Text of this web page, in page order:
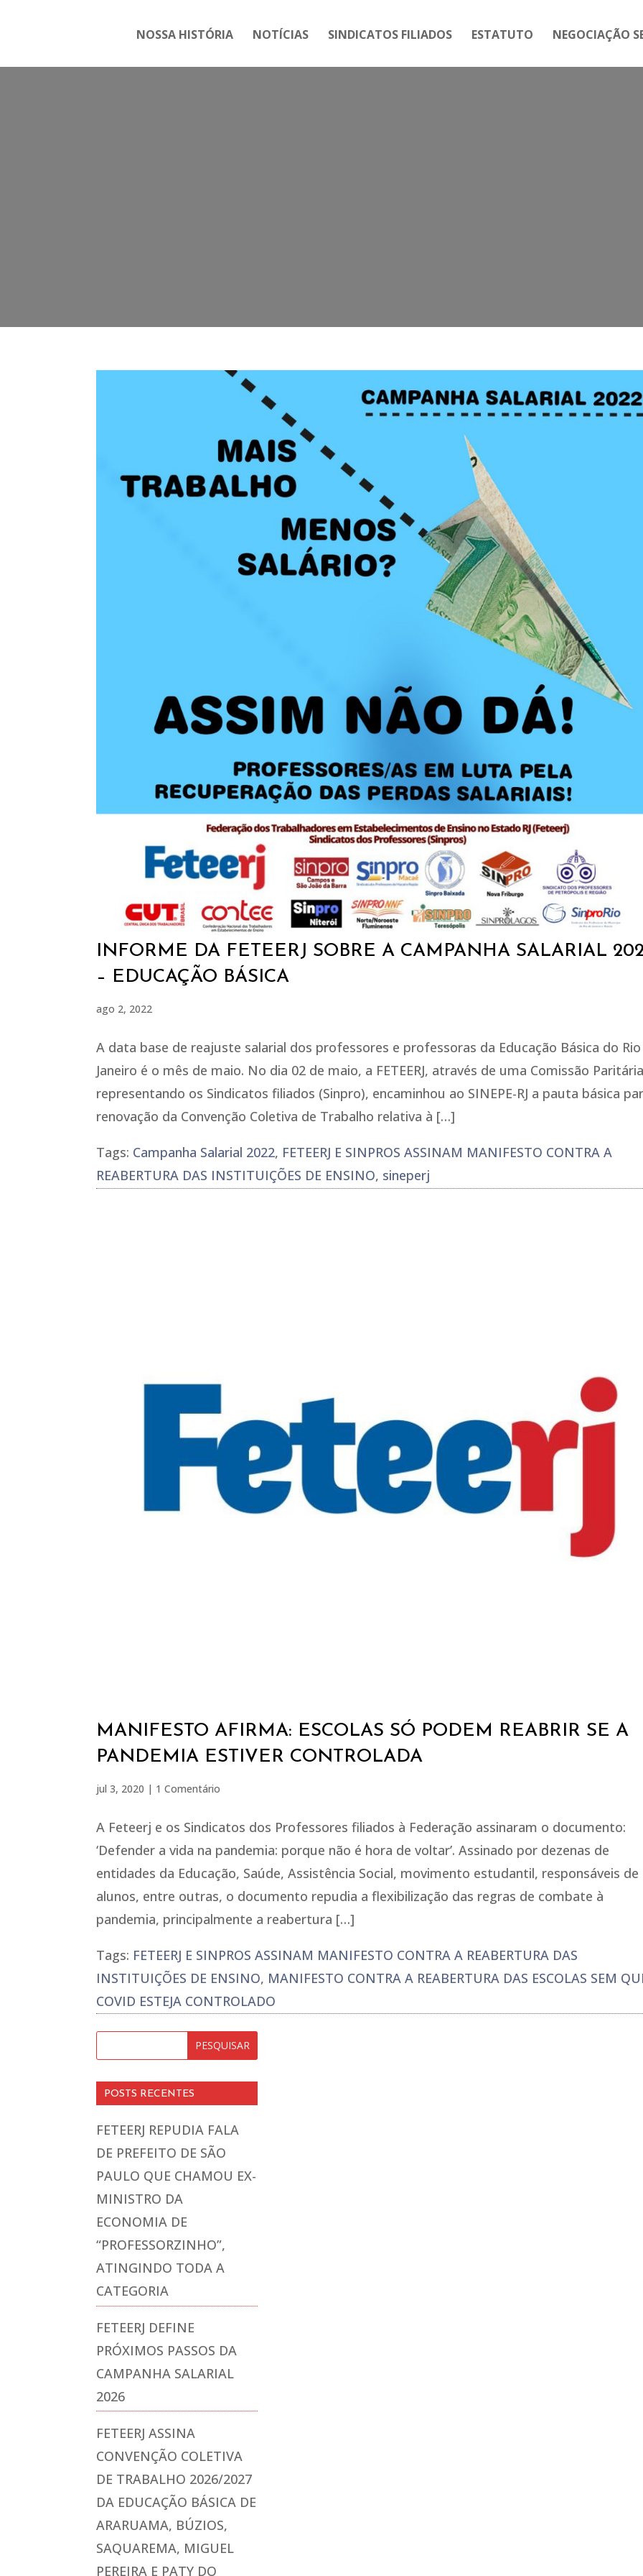
NOSSA HISTÓRIA NOTÍCIAS SINDICATOS FILIADOS ESTATUTO NEGOCIAÇÃO
INFORME DA FETEERJ SOBRE A CAMPANHA SALARIAL
– EDUCAÇÃO BÁSICA
ago 2, 2022
A data base de reajuste salarial dos professores e professoras da Educação Básica do
Janeiro é o mês de maio. No dia 02 de maio, a FETEERJ, através de uma Comissão
representando os Sindicatos filiados (Sinpro), encaminhou ao SINEPE-RJ a pauta básica
renovação da Convenção Coletiva de Trabalho relativa à […]
Tags: Campanha Salarial 2022, FETEERJ E SINPROS ASSINAM MANIFESTO CONTRA A
REABERTURA DAS INSTITUIÇÕES DE ENSINO, sineperj
MANIFESTO AFIRMA: ESCOLAS SÓ PODEM REABRIR SE A
PANDEMIA ESTIVER CONTROLADA
jul 3, 2020 | 1 Comentário
A Feteerj e os Sindicatos dos Professores filiados à Federação assinaram o documento:
‘Defender a vida na pandemia: porque não é hora de voltar’. Assinado por dezenas de
entidades da Educação, Saúde, Assistência Social, movimento estudantil, responsáveis de
alunos, entre outras, o documento repudia a flexibilização das regras de combate à
pandemia, principalmente a reabertura […]
Tags: FETEERJ E SINPROS ASSINAM MANIFESTO CONTRA A REABERTURA DAS
INSTITUIÇÕES DE ENSINO, MANIFESTO CONTRA A REABERTURA DAS ESCOLAS SEM
COVID ESTEJA CONTROLADO
POSTS RECENTES
FETEERJ REPUDIA FALA
DE PREFEITO DE SÃO
PAULO QUE CHAMOU EX-
MINISTRO DA
ECONOMIA DE
“PROFESSORZINHO”,
ATINGINDO TODA A
CATEGORIA
FETEERJ DEFINE
PRÓXIMOS PASSOS DA
CAMPANHA SALARIAL
2026
FETEERJ ASSINA
CONVENÇÃO COLETIVA
DE TRABALHO 2026/2027
DA EDUCAÇÃO BÁSICA DE
ARARUAMA, BÚZIOS,
SAQUAREMA, MIGUEL
PEREIRA E PATY DO